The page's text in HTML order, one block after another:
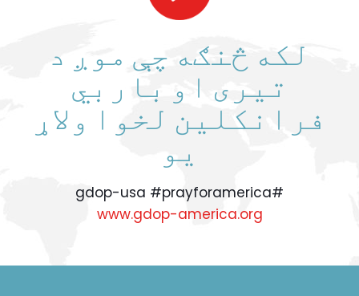
لکه څنګه چې موږ د
تیری او باربي
فرانکلین لخوا ولاړ
یو
#gdop-usa #prayforamerica
www.gdop-america.org